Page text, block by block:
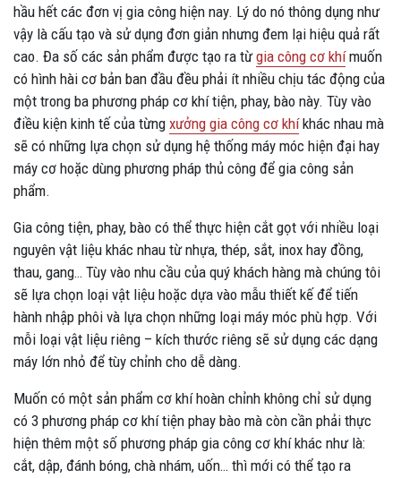
hầu hết các đơn vị gia công hiện nay. Lý do nó thông dụng như
vậy là cấu tạo và sử dụng đơn giản nhưng đem lại hiệu quả rất
cao. Đa số các sản phẩm được tạo ra từgia công cơ khímuốn
có hình hài cơ bản ban đầu đều phải ít nhiều chịu tác động của
một trong ba phương pháp cơ khí tiện, phay, bào này. Tùy vào
điều kiện kinh tế của từng xưởng gia công cơ khíkhác nhau mà
sẽ có những lựa chọn sử dụng hệ thống máy móc hiện đại hay
máy cơ hoặc dùng phương pháp thủ công để gia công sản
phẩm.
Gia công tiện, phay, bào có thể thực hiện cắt gọt với nhiều loại
nguyên vật liệu khác nhau từ nhựa, thép, sắt, inox hay đồng,
thau, gang… Tùy vào nhu cầu của quý khách hàng mà chúng tôi
sẽ lựa chọn loại vật liệu hoặc dựa vào mẫu thiết kế để tiến
hành nhập phôi và lựa chọn những loại máy móc phù hợp. Với
mỗi loại vật liệu riêng – kích thước riêng sẽ sử dụng các dạng
máy lớn nhỏ để tùy chỉnh cho dễ dàng.
Muốn có một sản phẩm cơ khí hoàn chỉnh không chỉ sử dụng
có 3 phương pháp cơ khí tiện phay bào mà còn cần phải thực
hiện thêm một số phương pháp gia công cơ khí khác như là:
cắt, dập, đánh bóng, chà nhám, uốn… thì mới có thể tạo ra